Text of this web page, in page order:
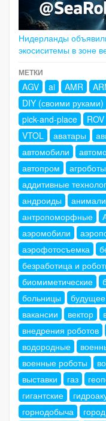
Нидерланды
экосиситемы в зоне
МЕТКИ
AGV ai AMR
DIY (своими руками)
pick-and-place
ROV
VTOL
аватары
автомобили
автопром
агроботы
аддитивные
андроиды
антропоморфные
аэромобили
аэрофотосъемка
безработица и
биомиметические
больницы
будущее
вакансии
вектор
внедрения роботов
водородные
военные роботы
выставки
газ
гигантские
горнодобыча
город